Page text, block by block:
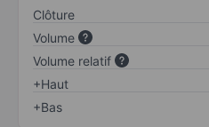
Clôture
Volume
Volume relatif
+Haut
+Bas